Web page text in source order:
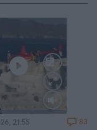
100.00%
21:55 83